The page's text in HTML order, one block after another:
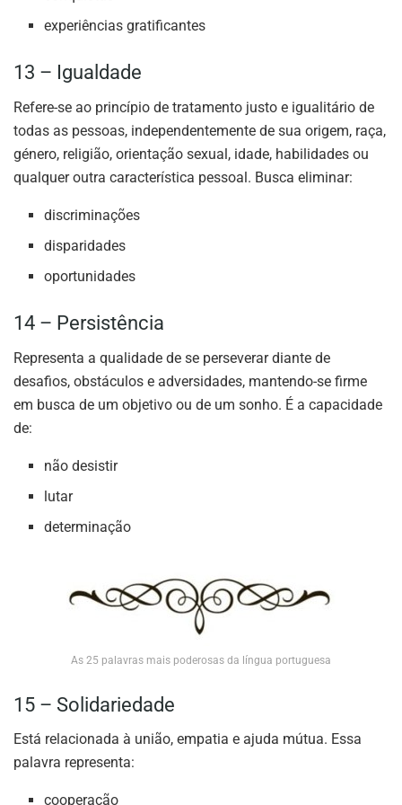
experiências gratificantes
13 – Igualdade
Refere-se ao princípio de tratamento justo e igualitário de
todas as pessoas, independentemente de sua origem, raça,
género, religião, orientação sexual, idade, habilidades ou
qualquer outra característica pessoal. Busca eliminar:
discriminações
disparidades
oportunidades
14 – Persistência
Representa a qualidade de se perseverar diante de
desafios, obstáculos e adversidades, mantendo-se firme
em busca de um objetivo ou de um sonho. É a capacidade
de:
não desistir
lutar
determinação
As 25 palavras mais poderosas da língua portuguesa
15 – Solidariedade
Está relacionada à união, empatia e ajuda mútua. Essa
palavra representa:
cooperação